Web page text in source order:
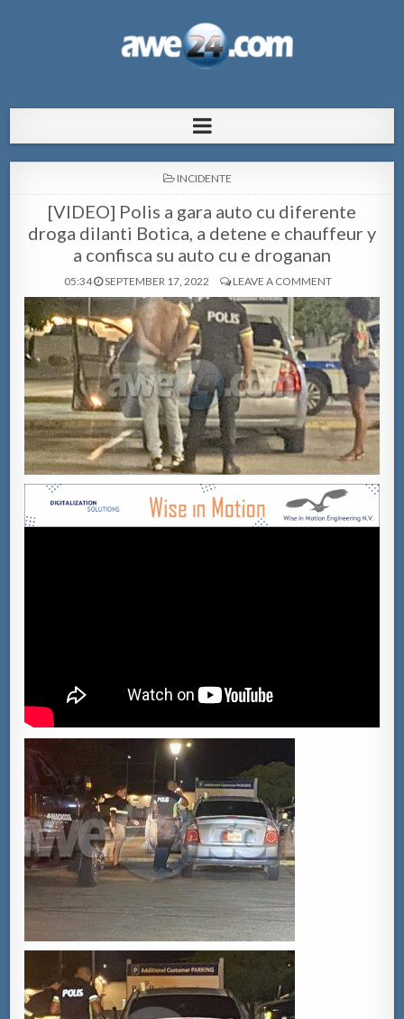
pa Aruba
POSTED
INCIDENTE
[VIDEO] Polis a gara auto cu diferente
droga dilanti Botica, a detene e chauffeur y
a confisca su auto cu e droganan
05:34 SEPTEMBER 17, 2022 LEAVE A COMMENT